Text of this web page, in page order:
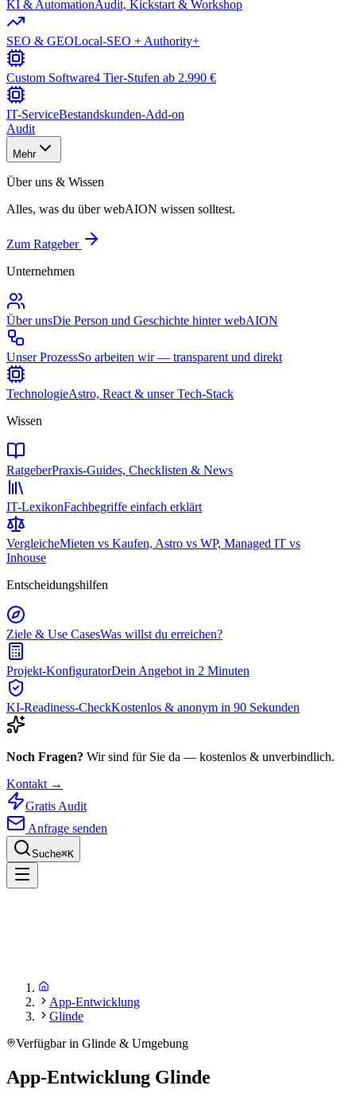
KI & AutomationAudit, Kickstart & Workshop
SEO & GEOLocal-SEO + Authority+
Custom Software4 Tier-Stufen ab 2.990 €
IT-ServiceBestandskunden-Add-on
Audit
Mehr
Über uns & Wissen
Alles, was du über webAION wissen solltest.
Zum Ratgeber
Unternehmen
Über unsDie Person und Geschichte hinter webAION
Unser ProzessSo arbeiten wir — transparent und direkt
TechnologieAstro, React & unser Tech-Stack
Wissen
RatgeberPraxis-Guides, Checklisten & News
IT-LexikonFachbegriffe einfach erklärt
VergleicheMieten vs Kaufen, Astro vs WP, Managed IT vs
Inhouse
Entscheidungshilfen
Ziele & Use CasesWas willst du erreichen?
Projekt-KonfiguratorDein Angebot in 2 Minuten
KI-Readiness-CheckKostenlos & anonym in 90 Sekunden
Noch Fragen? Wir sind für Sie da — kostenlos & unverbindlich.
Kontakt →
Gratis Audit
Anfrage senden
Suche⌘K
App-Entwicklung
Glinde
Verfügbar in Glinde & Umgebung
App-Entwicklung Glinde